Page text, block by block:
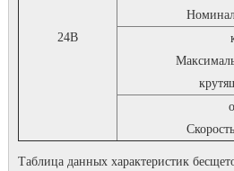
24В
Таблица данных характеристик